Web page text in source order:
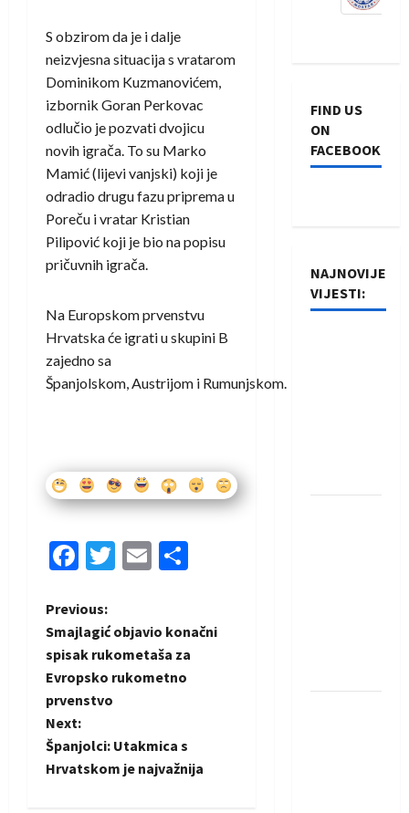
S obzirom da je i dalje
neizvjesna situacija s vratarom
Dominikom Kuzmanovićem,
izbornik Goran Perkovac
odlučio je pozvati dvojicu
novih igrača. To su Marko
Mamić (lijevi vanjski) koji je
odradio drugu fazu priprema u
Poreču i vratar Kristian
Pilipović koji je bio na popisu
pričuvnih igrača.
Na Europskom prvenstvu
Hrvatska će igrati u skupini B
zajedno sa
Španjolskom, Austrijom i Rumunjskom.
Facebook
Twitter
Email
P
o
s
t
n
Previous:
Smajlagić objavio konačni
spisak rukometaša za
Evropsko rukometno
prvenstvo
Next:
Španjolci: Utakmica s
Hrvatskom je najvažnija
FIND US
ON
FACEBOOK
NAJNOVIJE
VIJESTI: